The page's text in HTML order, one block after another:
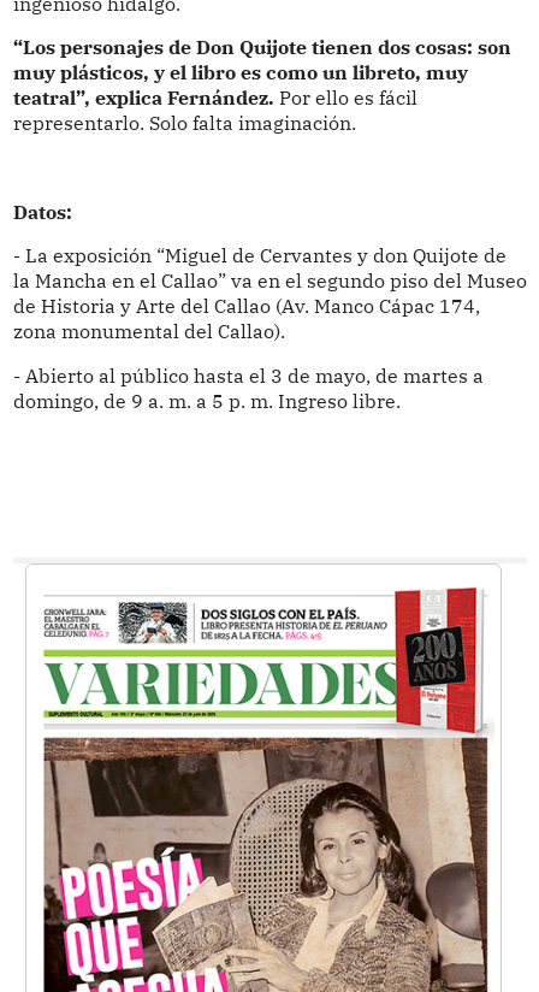
“Los personajes de Don Quijote tienen dos cosas: son
muy plásticos, y el libro es como un libreto, muy
teatral”, explica Fernández. Por ello es fácil
representarlo. Solo falta imaginación.
Datos:
- La exposición “Miguel de Cervantes y don Quijote de
la Mancha en el Callao” va en el segundo piso del Museo
de Historia y Arte del Callao (Av. Manco Cápac 174,
zona monumental del Callao).
- Abierto al público hasta el 3 de mayo, de martes a
domingo, de 9 a. m. a 5 p. m. Ingreso libre.